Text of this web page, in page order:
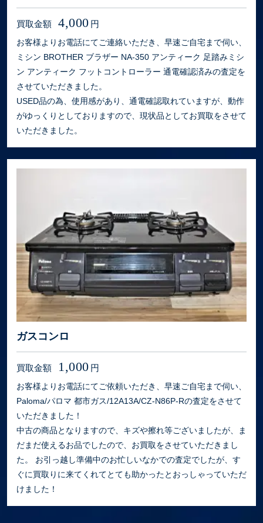
買取金額 4,000 円
お客様よりお電話にてご連絡いただき、早速ご自宅まで伺い、
ミシン BROTHER ブラザー NA-350 アンティーク 足踏みミシ
ン アンティーク フットコントローラー 通電確認済みの査定を
させていただきました。
USED品の為、使用感があり、通電確認取れていますが、動作
がゆっくりとしておりますので、現状品としてお買取をさせて
いただきました。
ガスコンロ
買取金額 1,000 円
お客様よりお電話にてご依頼いただき、早速ご自宅まで伺い、
Paloma/パロマ 都市ガス/12A13A/CZ-N86P-Rの査定をさせて
いただきました！
中古の商品となりますので、キズや擦れ等ございましたが、ま
だまだ使えるお品でしたので、お買取をさせていただきまし
た。 お引っ越し準備中のお忙しいなかでの査定でしたが、す
ぐに買取りに来てくれてとても助かったとおっしゃっていただ
けました！